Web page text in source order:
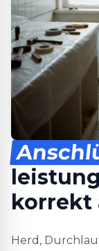
korrekt
Herd,